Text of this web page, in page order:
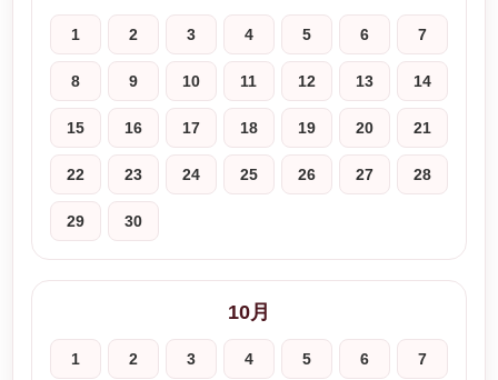
1 2 3 4 5 6 7
8 9 10 11 12 13 14
15 16 17 18 19 20 21
22 23 24 25 26 27 28
29 30
10月
1 2 3 4 5 6 7